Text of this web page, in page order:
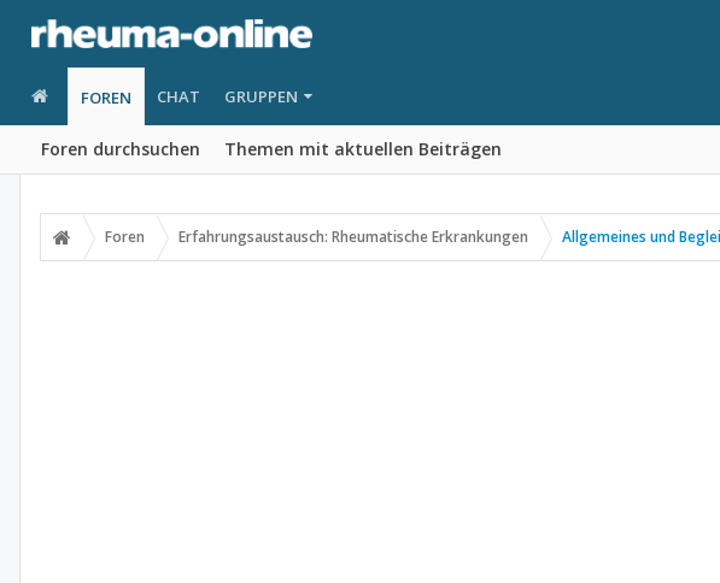
FOREN
Foren durchsuchen Themen mit aktuellen Beiträgen
CHAT GRUPPEN
Foren Erfahrungsaustausch: Rheumatische Erkrankungen Allgemeines und